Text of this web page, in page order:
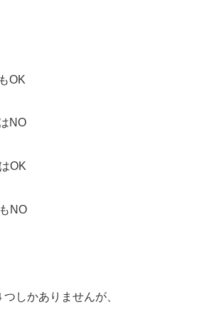
OK
NO
OK
NO
しかありませんが、